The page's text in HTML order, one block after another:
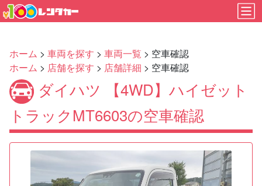
ホーム > 車両を探す > 車両一覧 > 空車確認
ホーム > 店舗を探す > 店舗詳細 > 空車確認
ダイハツ 【4WD】ハイゼット
トラックMT6603の空車確認